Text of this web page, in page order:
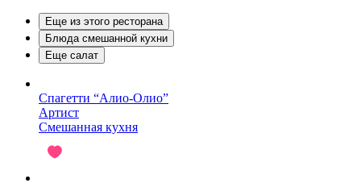
Еще из этого ресторана
Блюда смешанной кухни
Еще салат
Спагетти “Алио-Олио”
Артист
Смешанная кухня